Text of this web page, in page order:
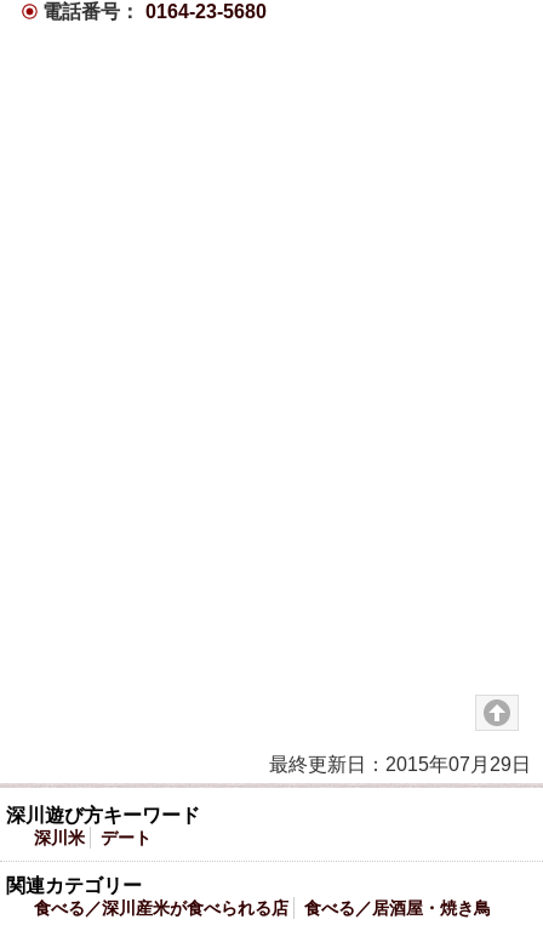
電話番号：
0164-23-5680
最終更新日：2015年07月29日
深川遊び方キーワード
深川米 デート
関連カテゴリー
食べる／深川産米が食べられる店 食べる／居酒屋・焼き鳥